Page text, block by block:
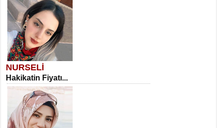
NURSELİ
Hakikatin Fiyatı...